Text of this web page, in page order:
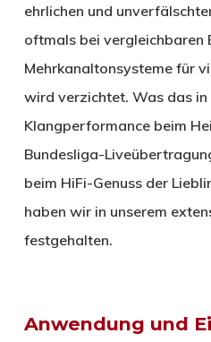
ehrlichen und
oftmals bei vergleichbaren
Mehrkanaltonsysteme für
wird verzichtet. Was das
Klangperformance beim
Bundesliga-
beim HiFi-Genuss der
haben wir in unserem
festgehalten.
Anwendung und